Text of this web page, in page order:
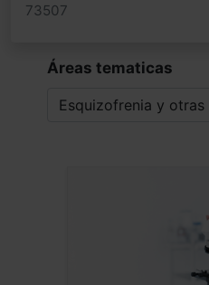
73507
Áreas tematicas